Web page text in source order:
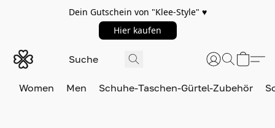
Dein Gutschein von "Klee-Style" ♥️
Hier kaufen
Women Men Schuhe-Taschen-Gürtel-Zubehör